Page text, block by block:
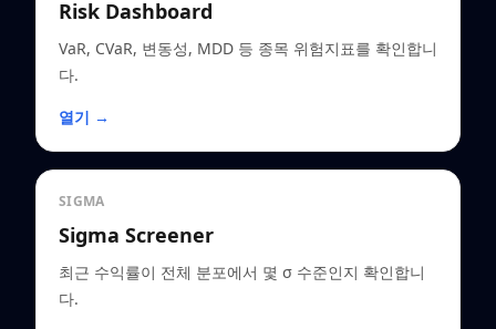
Risk Dashboard
VaR, CVaR, 변동성, MDD 등 종목 위험지표를 확인합니
다.
열기 →
SIGMA
Sigma Screener
최근 수익률이 전체 분포에서 몇 σ 수준인지 확인합니
다.